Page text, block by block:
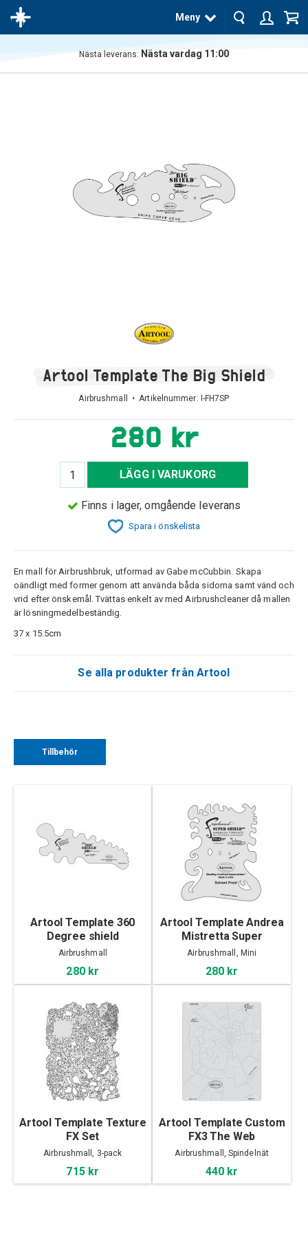
Meny
Nästa leverans: Nästa vardag 11:00
Artool Template The Big Shield
Airbrushmall • Artikelnummer: I-FH7SP
280 kr
LÄGG I VARUKORG
Finns i lager, omgående leverans
Spara i önskelista
En mall för Airbrushbruk, utformad av Gabe mcCubbin. Skapa
oändligt med former genom att använda båda sidorna samt vänd och
vrid efter önskemål. Tvättas enkelt av med Airbrushcleaner då mallen
är lösningmedelbeständig.
37 x 15.5cm
Se alla produkter från Artool
Tillbehör
Artool Template 360
Degree shield
Airbrushmall
280 kr
Artool Template Andrea
Mistretta Super
Airbrushmall, Mini
280 kr
Artool Template Texture
FX Set
Airbrushmall, 3-pack
715 kr
Artool Template Custom
FX3 The Web
Airbrushmall, Spindelnät
440 kr